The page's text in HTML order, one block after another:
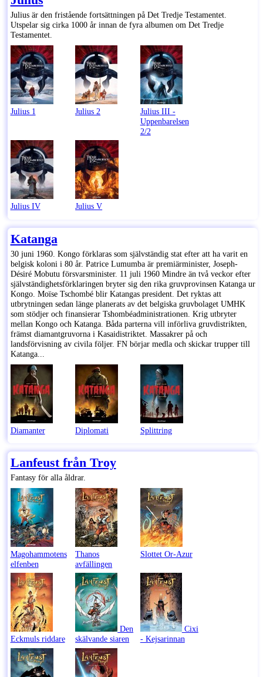
Julius är den fristående fortsättningen på Det Tredje Testamentet.
Utspelar sig cirka 1000 år innan de fyra albumen om Det Tredje
Testamentet.
Julius 1 Julius 2
Julius III -
Uppenbarelsen
2/2
Julius IV Julius V
Katanga
30 juni 1960. Kongo förklaras som självständig stat efter att ha varit en
belgisk koloni i 80 år. Patrice Lumumba är premiärminister, Joseph-
Désiré Mobutu försvarsminister. 11 juli 1960 Mindre än två veckor efter
självständighetsförklaringen bryter sig den rika gruvprovinsen Katanga ur
Kongo. Moïse Tschombé blir Katangas president. Det ryktas att
utbrytningen sedan länge planerats av det belgiska gruvbolaget UMHK
som stödjer och finansierar Tshombéadministrationen. Krig utbryter
mellan Kongo och Katanga. Båda parterna vill införliva gruvdistrikten,
främst diamantgruvorna i Kasaidistriktet. Massakrer på och
landsförvisning av civila följer. FN börjar medla och skickar trupper till
Katanga...
Diamanter Diplomati Splittring
Lanfeust från Troy
Fantasy för alla åldrar.
Magohammotens
elfenben
Thanos
avfällingen
Slottet Or-Azur
Eckmuls riddare
Den
skälvande siaren
Cixi
- Kejsarinnan